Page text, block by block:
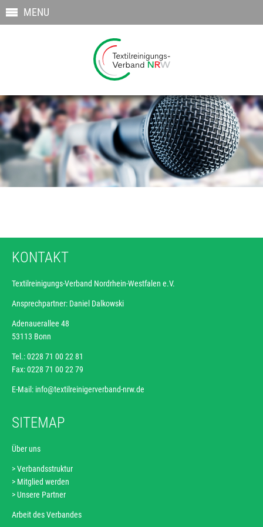
MENU
KONTAKT
Textilreinigungs-Verband Nordrhein-Westfalen e.V.
Ansprechpartner: Daniel Dalkowski
Adenauerallee 48
53113 Bonn
Tel.: 0228 71 00 22 81
Fax: 0228 71 00 22 79
E-Mail: info@textilreinigerverband-nrw.de
SITEMAP
Über uns
Navigation
überspringen
Verbandsstruktur
Mitglied werden
Unsere Partner
Arbeit des Verbandes